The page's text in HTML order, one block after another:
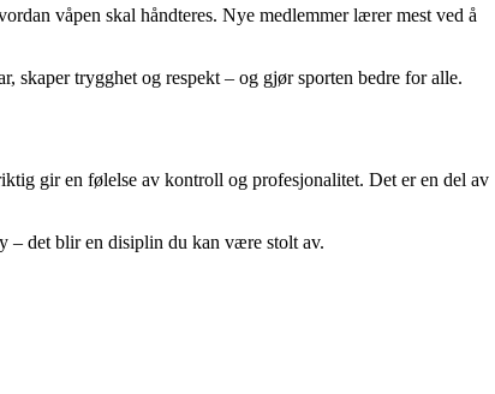
våpen skal håndteres. Nye medlemmer lærer mest ved å
skaper trygghet og respekt – og gjør sporten bedre for alle.
gir en følelse av kontroll og profesjonalitet. Det er en del av
– det blir en disiplin du kan være stolt av.